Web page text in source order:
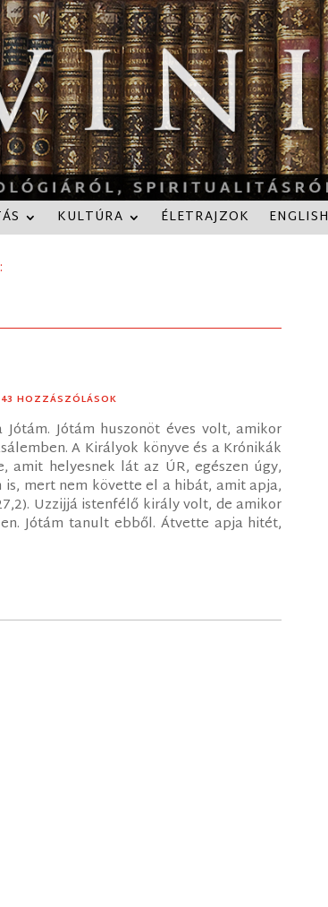
KULTÚRA ÉLETRAJZOK ENGLISH
HOZZÁSZÓLÁSOK
Jótám huszonöt éves volt, amikor
A Királyok könyve és a Krónikák
amit helyesnek lát az ÚR, egészen úgy,
mert nem követte el a hibát, amit apja,
Uzzijjá istenfélő király volt, de amikor
Jótám tanult ebből. Átvette apja hitét,